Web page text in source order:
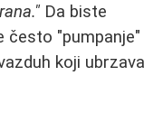
Da biste
često "pumpanje"
koji ubrzava